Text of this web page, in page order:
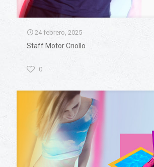
24 febrero, 2025
Staff Motor Criollo
0